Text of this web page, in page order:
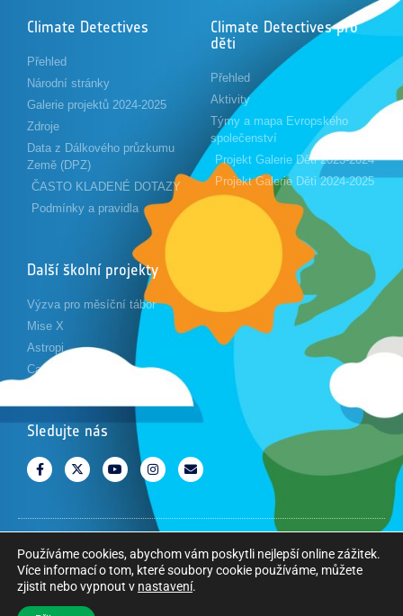
Climate Detectives
Přehled
Národní stránky
Galerie projektů 2024-2025
Zdroje
Data z Dálkového průzkumu
Země (DPZ)
ČASTO KLADENÉ DOTAZY
Podmínky a pravidla
Climate Detectives pro
děti
Přehled
Aktivity
Týmy a mapa Evropského
společenství
Projekt Galerie Děti 2023-2024
Projekt Galerie Děti 2024-2025
Další školní projekty
Výzva pro měsíční tábor
Mise X
Astropi
Cansat
Sledujte nás
Copyright © Evropská kosmická agentura. Všechna práva vyhrazena.
Používáme cookies, abychom vám poskytli nejlepší online zážitek.
Více informací o tom, které soubory cookie používáme, můžete
zjistit nebo vypnout v nastavení.